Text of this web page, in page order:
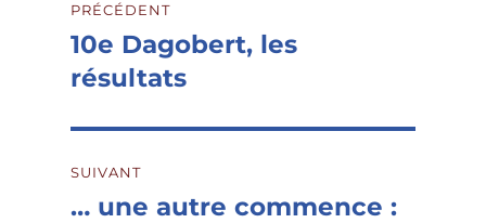
de
l’article
PRÉCÉDENT
Publication
précédente :
10e Dagobert, les
résultats
SUIVANT
Publication
… une autre commence :